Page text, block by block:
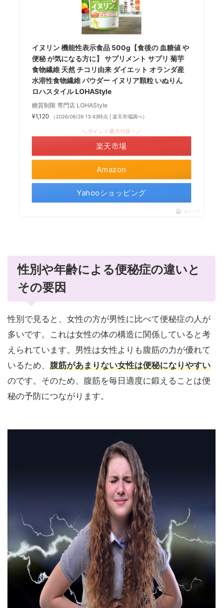
イヌリン 機能性表示食品 500g【食後の 血糖値 や
便秘 が気になる方に】 サプリメント サプリ 菊芋
食物繊維 天然 チコリ由来 ダイエット オランダ産
水溶性食物繊維 パウダー イヌリア顆粒 いぬりん
ロハスタイル LOHAStyle
糖質制限 専門店 LOHAStyle
¥1,120
（2026/06/26 13:43時点 | 楽天市場調べ）
Amazon
＼ポイント最大11倍！／
楽天市場
Yahooショッピング
ポチップ
性別や年齢による便秘症の違いと
その要因
性別で見ると、女性の方が男性に比べて便秘症の人が
多いです。これは女性の体の構造に関係していると考
えられています。男性は女性よりも腹筋の力が優れて
いるため、 腹筋があまりない女性は便秘になりやすい
のです。そのため、腹筋を毎日適度に鍛えることは便
秘の予防につながります。